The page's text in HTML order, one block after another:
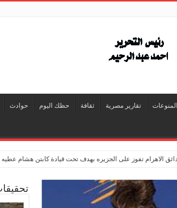
تقارير مصرية ثقافة حظك اليوم حوادث
الاهرام تفوز على الجزيره بهدف تحت قيادة كابتن هشام عطيه